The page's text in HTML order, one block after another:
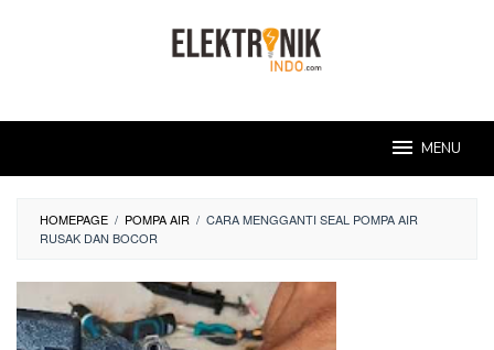
MENU
HOMEPAGE / POMPA AIR / CARA MENGGANTI SEAL POMPA AIR
RUSAK DAN BOCOR